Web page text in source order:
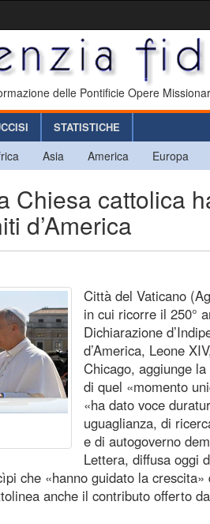
delle Pontificie Opere
STATISTICHE
Asia America Europa
Chiesa cattolica
d’America
Città del Vaticano
in cui ricorre il 250°
Dichiarazione
d’America, Leone
Chicago, aggiunge
di quel «momento
«ha dato voce
uguaglianza, di
e di autogoverno
Lettera, diffusa oggi
che «hanno guidato la
anche il contributo offerto